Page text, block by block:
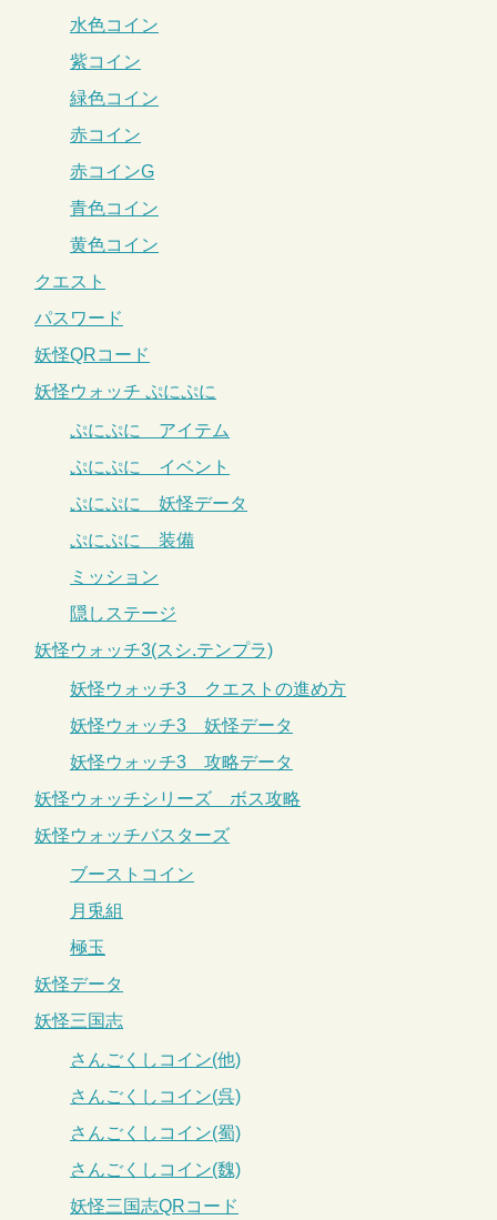
水色コイン
紫コイン
緑色コイン
赤コイン
赤コインG
青色コイン
黄色コイン
クエスト
パスワード
妖怪QRコード
妖怪ウォッチ ぷにぷに
ぷにぷに アイテム
ぷにぷに イベント
ぷにぷに 妖怪データ
ぷにぷに 装備
ミッション
隠しステージ
妖怪ウォッチ3(スシ.テンプラ)
妖怪ウォッチ3 クエストの進め方
妖怪ウォッチ3 妖怪データ
妖怪ウォッチ3 攻略データ
妖怪ウォッチシリーズ ボス攻略
妖怪ウォッチバスターズ
ブーストコイン
月兎組
極玉
妖怪データ
妖怪三国志
さんごくしコイン(他)
さんごくしコイン(呉)
さんごくしコイン(蜀)
さんごくしコイン(魏)
妖怪三国志QRコード